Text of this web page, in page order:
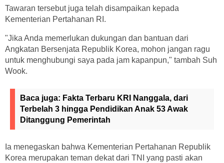
Tawaran tersebut juga telah disampaikan kepada
Kementerian Pertahanan RI.
"Jika Anda memerlukan dukungan dan bantuan dari
Angkatan Bersenjata Republik Korea, mohon jangan ragu
untuk menghubungi saya pada jam kapanpun," tambah Suh
Wook.
Baca juga: Fakta Terbaru KRI Nanggala, dari
Terbelah 3 hingga Pendidikan Anak 53 Awak
Ditanggung Pemerintah
Ia menegaskan bahwa Kementerian Pertahanan Republik
Korea merupakan teman dekat dari TNI yang pasti akan